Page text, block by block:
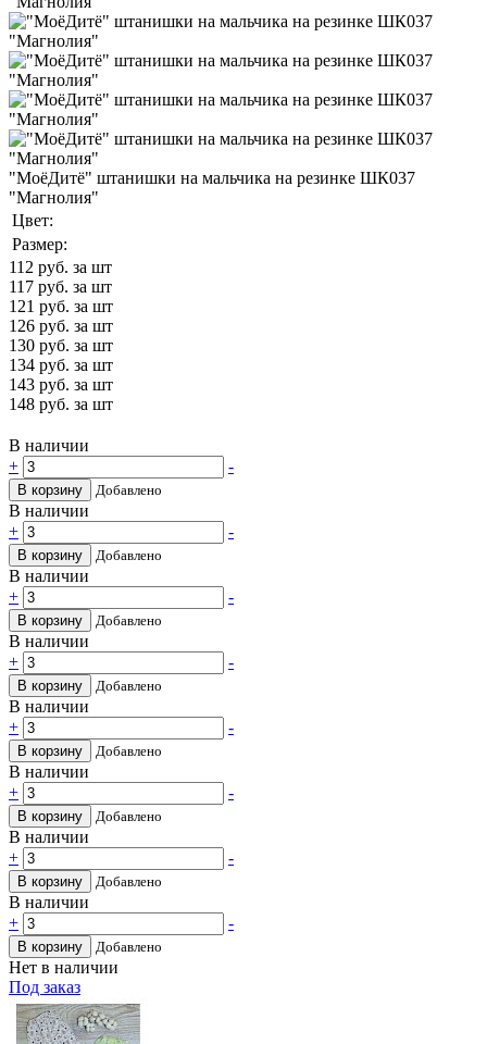
"МоёДитё" штанишки на мальчика на резинке ШК037
"Магнолия"
Цвет:
Размер:
112 руб. за шт
117 руб. за шт
121 руб. за шт
126 руб. за шт
130 руб. за шт
134 руб. за шт
143 руб. за шт
148 руб. за шт
В наличии
+
-
В корзину Добавлено
В наличии
+
-
В корзину Добавлено
В наличии
+
-
В корзину Добавлено
В наличии
+
-
В корзину Добавлено
В наличии
+
-
В корзину Добавлено
В наличии
+
-
В корзину Добавлено
В наличии
+
-
В корзину Добавлено
В наличии
+
-
В корзину Добавлено
Нет в наличии
Под заказ